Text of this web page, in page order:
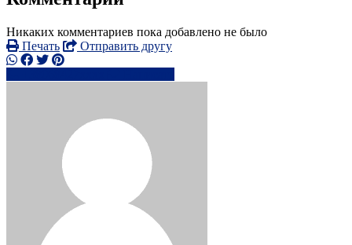
Никаких комментариев пока добавлено не было
Печать
Отправить другу